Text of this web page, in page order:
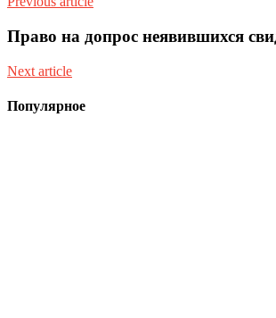
Право на допрос неявившихся
Next article
Популярное